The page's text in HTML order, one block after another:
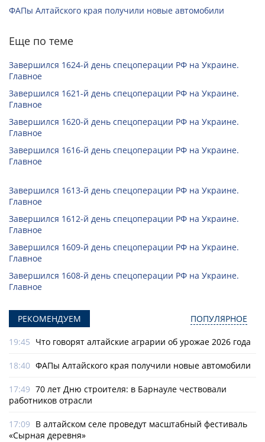
ФАПы Алтайского края получили новые автомобили
Еще по теме
Завершился 1624-й день спецоперации РФ на Украине.
Главное
Завершился 1621-й день спецоперации РФ на Украине.
Главное
Завершился 1620-й день спецоперации РФ на Украине.
Главное
Завершился 1616-й день спецоперации РФ на Украине.
Главное
Завершился 1613-й день спецоперации РФ на Украине.
Главное
Завершился 1612-й день спецоперации РФ на Украине.
Главное
Завершился 1609-й день спецоперации РФ на Украине.
Главное
Завершился 1608-й день спецоперации РФ на Украине.
Главное
РЕКОМЕНДУЕМ ПОПУЛЯРНОЕ
19:45 Что говорят алтайские аграрии об урожае 2026 года
18:40 ФАПы Алтайского края получили новые автомобили
17:49 70 лет Дню строителя: в Барнауле чествовали
работников отрасли
17:09 В алтайском селе проведут масштабный фестиваль
«Сырная деревня»